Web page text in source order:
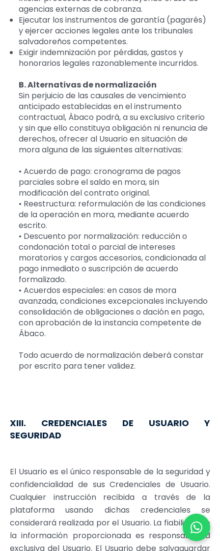
agencias externas de cobranza.
Ejecutar los instrumentos de garantía (pagarés)
y ejercer acciones legales ante los tribunales
salvadoreños competentes.
Exigir indemnización por pérdidas, gastos y
honorarios legales razonablemente incurridos.
B. Alternativas de normalización
Sin perjuicio de las causales de vencimiento
anticipado establecidas en el instrumento
contractual, Ábaco podrá, a su exclusivo criterio
y sin que ello constituya obligación ni renuncia de
derechos, ofrecer al Usuario en situación de
mora alguna de las siguientes alternativas:
• Acuerdo de pago: cronograma de pagos
parciales sobre el saldo en mora, sin
modificación del contrato original.
• Reestructura: reformulación de las condiciones
de la operación en mora, mediante acuerdo
escrito.
• Descuento por normalización: reducción o
condonación total o parcial de intereses
moratorios y cargos accesorios, condicionada al
pago inmediato o suscripción de acuerdo
formalizado.
• Acuerdos especiales: en casos de mora
avanzada, condiciones excepcionales incluyendo
consolidación de obligaciones o dación en pago,
con aprobación de la instancia competente de
Ábaco.
Todo acuerdo de normalización deberá constar
por escrito para tener validez.
XIII. CREDENCIALES DE USUARIO Y
SEGURIDAD
El Usuario es el único responsable de la seguridad y
confidencialidad de sus Credenciales de Usuario.
Cualquier instrucción recibida a través de la
plataforma usando dichas credenciales se
considerará realizada por el Usuario. La fiabilidad de
la información proporcionada es responsabilidad
exclusiva del Usuario. El Usuario debe salvaguardar